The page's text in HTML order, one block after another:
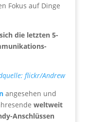
Fokus auf Dinge
die letzten 5-
flickr/Andrew
angesehen und
weltweit
Anschlüssen